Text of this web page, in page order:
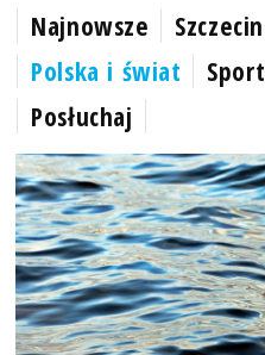
Najnowsze Szczecin
Polska i świat
Sport
Posłuchaj